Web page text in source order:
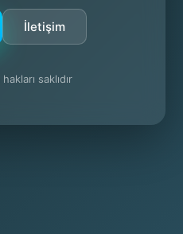
İletişim
saklıdır